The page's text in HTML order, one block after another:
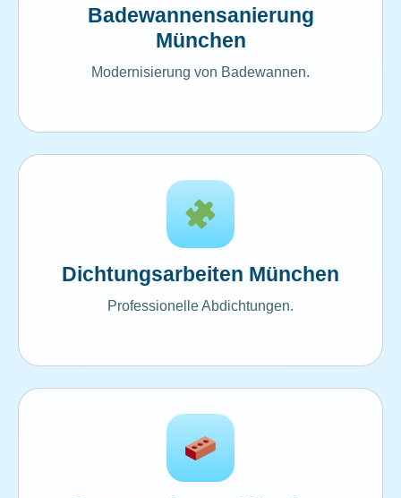
Badewannensanierung
München
Modernisierung von Badewannen.
Dichtungsarbeiten München
Professionelle Abdichtungen.